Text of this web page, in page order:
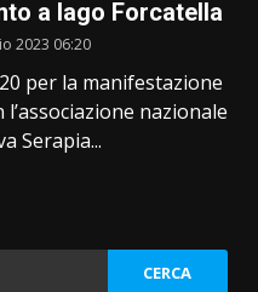
a lago Forcatella
2023 06:20
per la manifestazione
nazionale
Serapia...